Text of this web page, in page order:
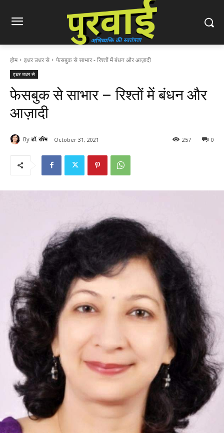
होम इधर उधर से फेसबुक से साभार - रिश्तों में बंधन और आज़ादी
इधर उधर से
फेसबुक से साभार – रिश्तों में बंधन और
आज़ादी
By डॉ. रश्मि October 31, 2021 0
257